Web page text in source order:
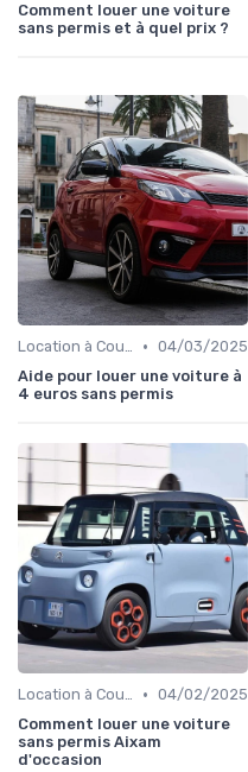
Comment louer une voiture
sans permis et à quel prix ?
Location à Court Terme • 04/03/2025
Aide pour louer une voiture à
4 euros sans permis
Location à Court Terme • 04/02/2025
Comment louer une voiture
sans permis Aixam
d'occasion